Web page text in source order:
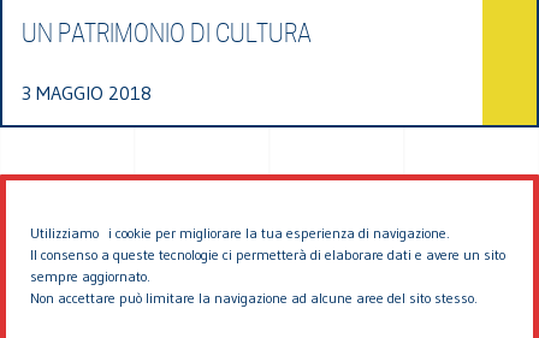
Utilizziamo i cookie per migliorare la tua esperienza di navigazione.
Il consenso a queste tecnologie ci permetterà di elaborare dati e avere un sito
sempre aggiornato.
Non accettare può limitare la navigazione ad alcune aree del sito stesso.
UN PATRIMONIO DI CULTURA
3 MAGGIO 2018